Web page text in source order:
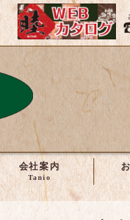
理や製作などは、株式会
会社案内